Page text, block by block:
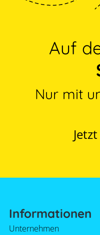
Auf
Nur mit
Informationen
Unternehmen